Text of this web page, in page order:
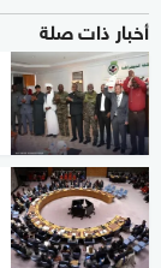
أخبار ذات صلة